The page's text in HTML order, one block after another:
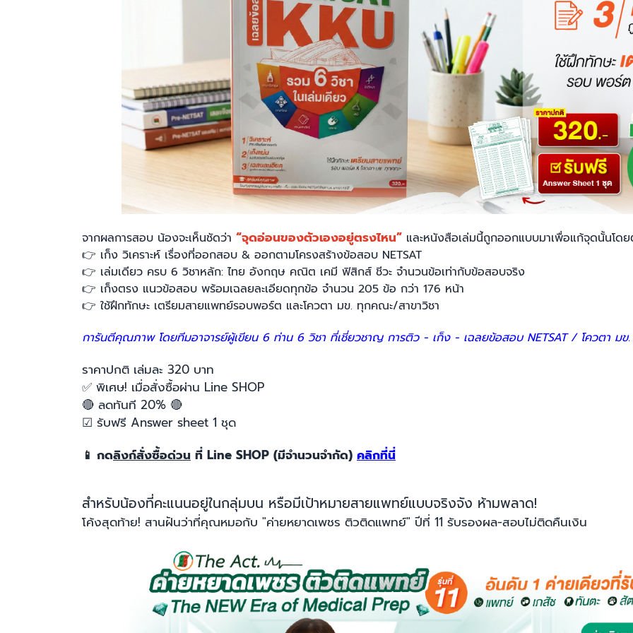
จากผลการสอบ น้องจะเห็นชัดว่า “จุดอ่อนของตัวเองอยู่ตรงไหน” และหนังสือเล่มนี้ถูกออกแบบมาเพื่อแก้จุดนั้นโด
👉 เก็ง วิเคราะห์ เรื่องที่ออกสอบ & ออกตามโครงสร้างข้อสอบ NETSAT
👉 เล่มเดียว ครบ 6 วิชาหลัก: ไทย อังกฤษ คณิต เคมี ฟิสิกส์ ชีวะ จำนวนข้อเท่ากับข้อสอบจริง
👉 เก็งตรง แนวข้อสอบ พร้อมเฉลยละเอียดทุกข้อ จำนวน 205 ข้อ กว่า 176 หน้า
👉 ใช้ฝึกทักษะ เตรียมสายแพทย์รอบพอร์ต และโควตา มข. ทุกคณะ/สาขาวิชา
การันตีคุณภาพ โดยทีมอาจารย์ผู้เขียน 6 ท่าน 6 วิชา ที่เชี่ยวชาญ การติว - เก็ง - เฉลยข้อสอบ NETSAT / โควตา มข
ราคาปกติ เล่มละ 320 บาท
✅ พิเศษ! เมื่อสั่งซื้อผ่าน Line SHOP
🔴 ลดทันที 20% 🔴
☑ รับฟรี Answer sheet 1 ชุด
📱 กดลิงก์สั่งซื้อด่วน ที่ Line SHOP (มีจำนวนจำกัด) คลิกที่นี่
สำหรับน้องที่คะแนนอยู่ในกลุ่มบน หรือมีเป้าหมายสายแพทย์แบบจริงจัง ห้ามพลาด!
โค้งสุดท้าย! สานฝันว่าที่คุณหมอกับ "ค่ายหยาดเพชร ติวติดแพทย์" ปีที่ 11 รับรองผล-สอบไม่ติดคืนเงิน